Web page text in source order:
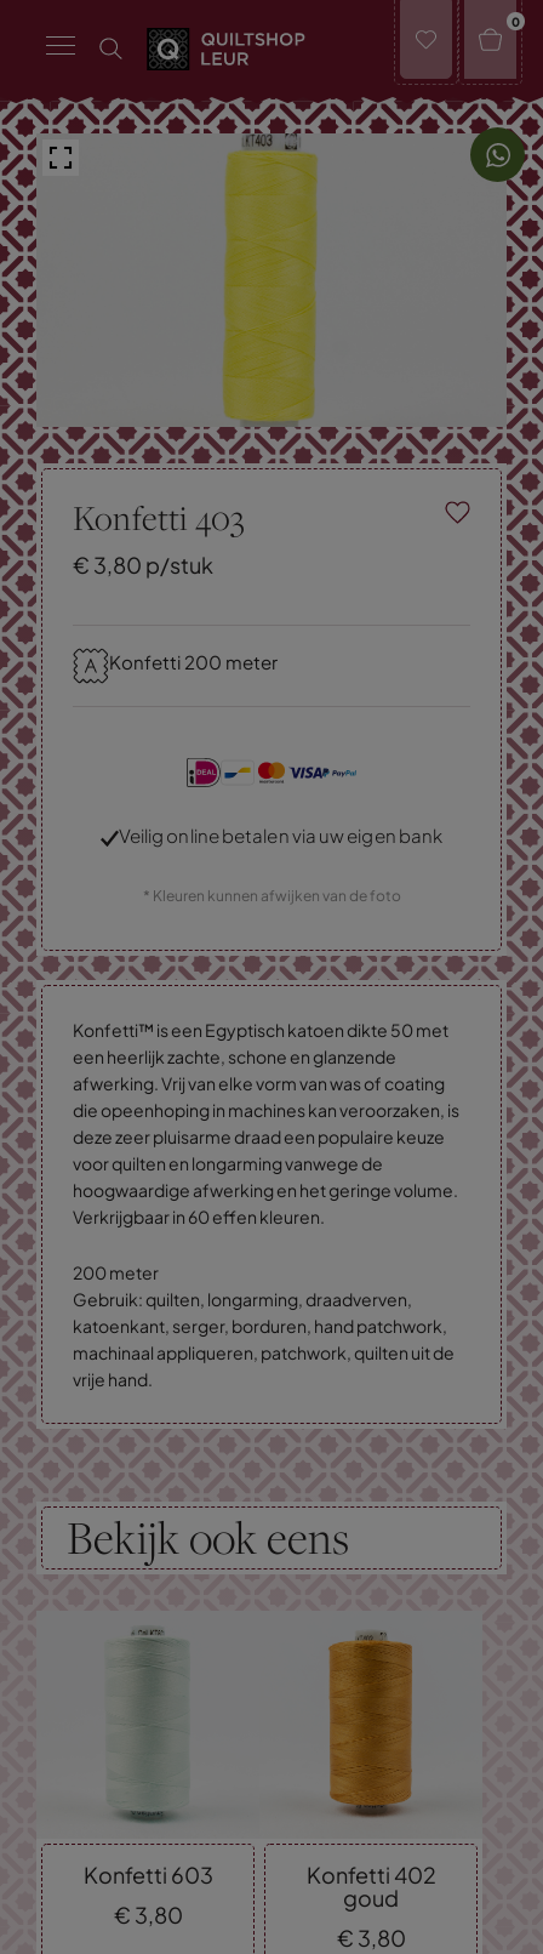
0
Konfetti 403
€ 3,80 p/stuk
Konfetti 200 meter
Veilig online betalen via uw eigen bank
* Kleuren kunnen afwijken van de foto
Konfetti™ is een Egyptisch katoen dikte 50 met
een heerlijk zachte, schone en glanzende
afwerking. Vrij van elke vorm van was of coating
die opeenhoping in machines kan veroorzaken, is
deze zeer pluisarme draad een populaire keuze
voor quilten en longarming vanwege de
hoogwaardige afwerking en het geringe volume.
Verkrijgbaar in 60 effen kleuren.
200 meter
Gebruik: quilten, longarming, draadverven,
katoenkant, serger, borduren, hand patchwork,
machinaal appliqueren, patchwork, quilten uit de
vrije hand.
Bekijk ook eens
Konfetti 603
€ 3,80
Konfetti 402
goud
€ 3,80